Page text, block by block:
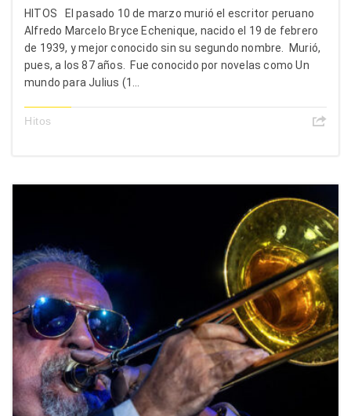
HITOS El pasado 10 de marzo murió el escritor peruano
Alfredo Marcelo Bryce Echenique, nacido el 19 de febrero
de 1939, y mejor conocido sin su segundo nombre. Murió,
pues, a los 87 años. Fue conocido por novelas como Un
mundo para Julius (1...
Hitos